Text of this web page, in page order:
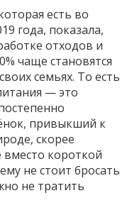
есть во
года, показала,
отходов и
чаще становятся
семьях. То есть
— это
привыкший к
скорее
вместо короткой
не стоит бросать
не тратить